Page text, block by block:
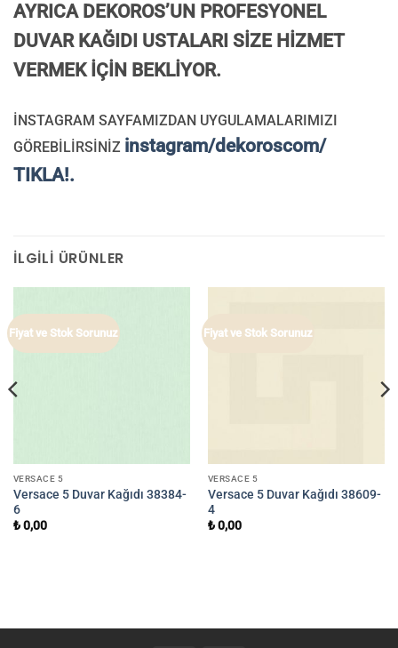
AYRICA DEKOROS’UN PROFESYONEL
DUVAR KAĞIDI USTALARI SİZE HİZMET
VERMEK İÇİN BEKLİYOR.
İNSTAGRAM SAYFAMIZDAN UYGULAMALARIMIZI
GÖREBİLİRSİNİZ instagram/dekoroscom/
TIKLA!.
İLGILI ÜRÜNLER
Fiyat ve Stok Sorunuz
VERSACE 5
Versace 5 Duvar Kağıdı 38384-
6
₺0,00
Fiyat ve Stok Sorunuz
VERSACE 5
Versace 5 Duvar Kağıdı 38609-
4
₺0,00